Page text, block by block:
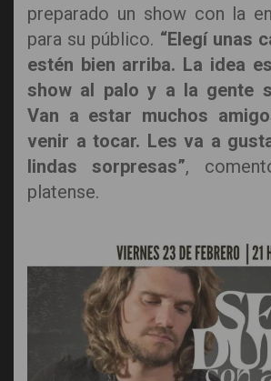
preparado un show con la
para su público. “Elegí unas
estén bien arriba. La idea
show al palo y a la gente
Van a estar muchos
venir a tocar. Les va a
lindas sorpresas”,
platense.